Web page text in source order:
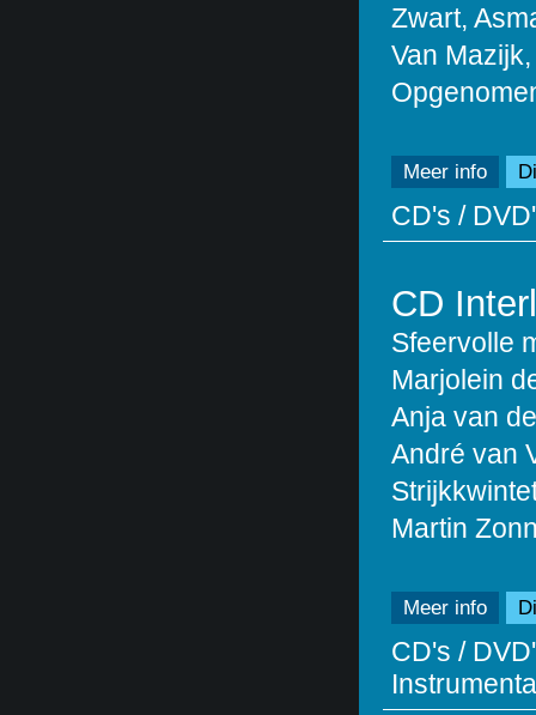
Zwart,
Van
Meer info
CD's /
CD
Sfeervolle
Marjolein
Anja van
André van
Martin
Meer info
CD's /